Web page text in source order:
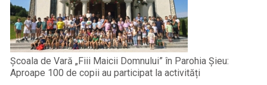
Școala de Vară „Fiii Maicii Domnului” în Parohia Șieu:
Aproape 100 de copii au participat la activități